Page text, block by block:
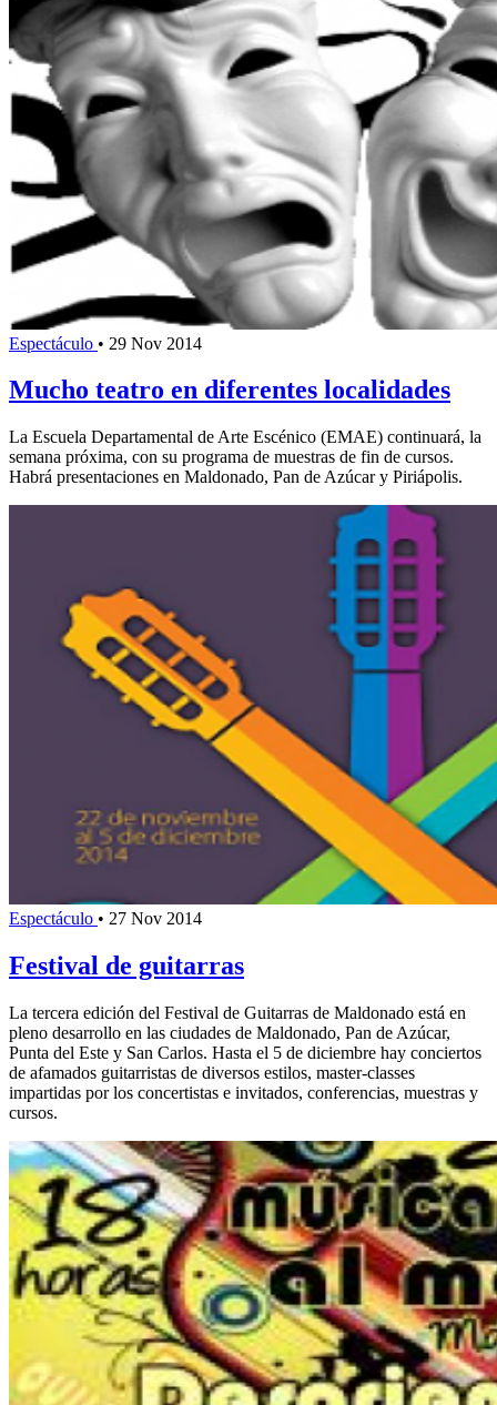
Espectáculo • 29 Nov 2014
Mucho teatro en diferentes localidades
La Escuela Departamental de Arte Escénico (EMAE) continuará, la
semana próxima, con su programa de muestras de fin de cursos.
Habrá presentaciones en Maldonado, Pan de Azúcar y Piriápolis.
Espectáculo • 27 Nov 2014
Festival de guitarras
La tercera edición del Festival de Guitarras de Maldonado está en
pleno desarrollo en las ciudades de Maldonado, Pan de Azúcar,
Punta del Este y San Carlos. Hasta el 5 de diciembre hay conciertos
de afamados guitarristas de diversos estilos, master-classes
impartidas por los concertistas e invitados, conferencias, muestras y
cursos.